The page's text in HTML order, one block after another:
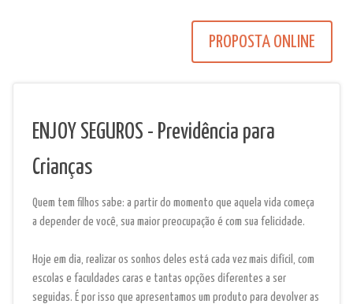
PROPOSTA ONLINE
ENJOY SEGUROS - Previdência para
Crianças
Quem tem filhos sabe: a partir do momento que aquela vida começa
a depender de você, sua maior preocupação é com sua felicidade.
Hoje em dia, realizar os sonhos deles está cada vez mais difícil, com
escolas e faculdades caras e tantas opções diferentes a ser
seguidas. É por isso que apresentamos um produto para devolver as